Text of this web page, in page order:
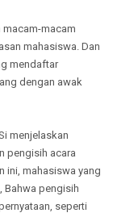
macam
mahasiswa. Dan
mendaftar
dengan awak
menjelaskan
pengisih acara
ini, mahasiswa yang
Bahwa pengisih
seperti